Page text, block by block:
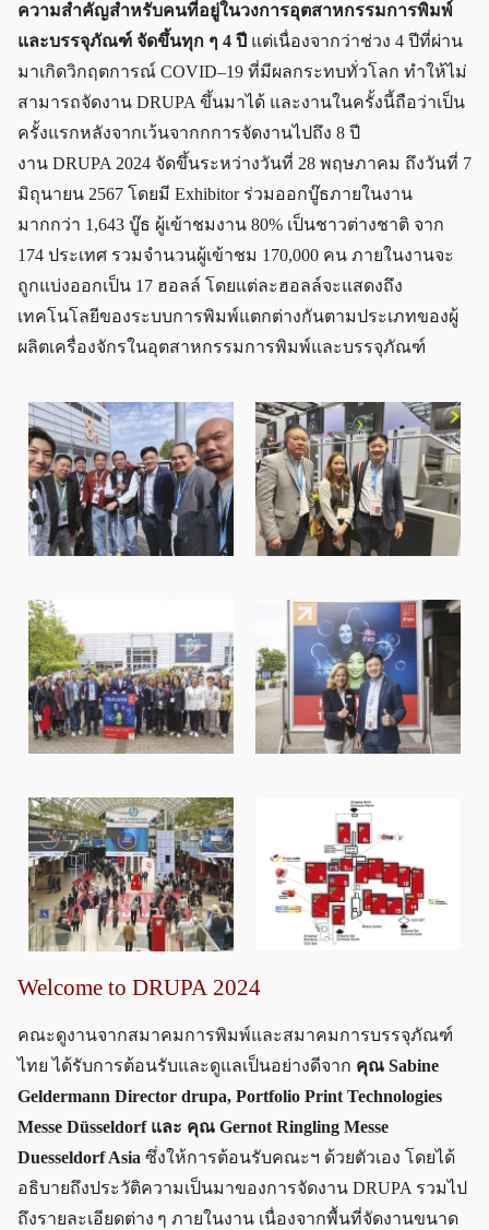
ความสำคัญสำหรับคนที่อยู่ในวงการอุตสาหกรรมการพิมพ์
และบรรจุภัณฑ์ จัดขึ้นทุก ๆ 4 ปี แต่เนื่องจากว่าช่วง 4 ปีที่ผ่าน
มาเกิดวิกฤตการณ์ COVID–19 ที่มีผลกระทบทั่วโลก ทำให้ไม่
สามารถจัดงาน DRUPA ขึ้นมาได้ และงานในครั้งนี้ถือว่าเป็น
ครั้งแรกหลังจากเว้นจากกการจัดงานไปถึง 8 ปี
งาน DRUPA 2024 จัดขึ้นระหว่างวันที่ 28 พฤษภาคม ถึงวันที่ 7
มิถุนายน 2567 โดยมี Exhibitor ร่วมออกบู๊ธภายในงาน
มากกว่า 1,643 บู๊ธ ผู้เข้าชมงาน 80% เป็นชาวต่างชาติ จาก
174 ประเทศ รวมจำนวนผู้เข้าชม 170,000 คน ภายในงานจะ
ถูกแบ่งออกเป็น 17 ฮอลล์ โดยแต่ละฮอลล์จะแสดงถึง
เทคโนโลยีของระบบการพิมพ์แตกต่างกันตามประเภทของผู้
ผลิตเครื่องจักรในอุตสาหกรรมการพิมพ์และบรรจุภัณฑ์
Welcome to DRUPA 2024
คณะดูงานจากสมาคมการพิมพ์และสมาคมการบรรจุภัณฑ์
ไทย ได้รับการต้อนรับและดูแลเป็นอย่างดีจาก คุณ Sabine
Geldermann Director drupa, Portfolio Print Technologies
Messe Düsseldorf และ คุณ Gernot Ringling Messe
Duesseldorf Asia ซึ่งให้การต้อนรับคณะฯ ด้วยตัวเอง โดยได้
อธิบายถึงประวัติความเป็นมาของการจัดงาน DRUPA รวมไป
ถึงรายละเอียดต่าง ๆ ภายในงาน เนื่องจากพื้นที่จัดงานขนาด